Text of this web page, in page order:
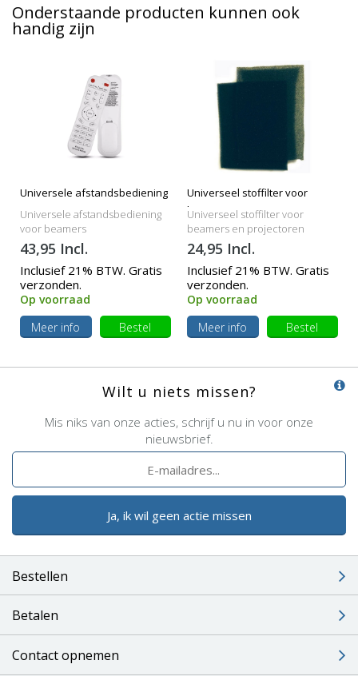
Onderstaande producten kunnen ook
handig zijn
Universele afstandsbediening
Universele afstandsbediening
voor beamers
43,95 Incl.
Inclusief 21% BTW. Gratis
verzonden.
Op voorraad
Meer info
Bestel
Universeel stoffilter voor
beamers
Universeel stoffilter voor
beamers en projectoren
24,95 Incl.
Inclusief 21% BTW. Gratis
verzonden.
Op voorraad
Meer info
Bestel
Wilt u niets missen?
Mis niks van onze acties, schrijf u nu in voor onze
nieuwsbrief.
Ja, ik wil geen actie missen
Bestellen
Betalen
Contact opnemen